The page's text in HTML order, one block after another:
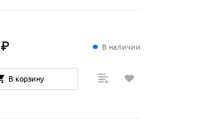
В наличии
₽
В корзину